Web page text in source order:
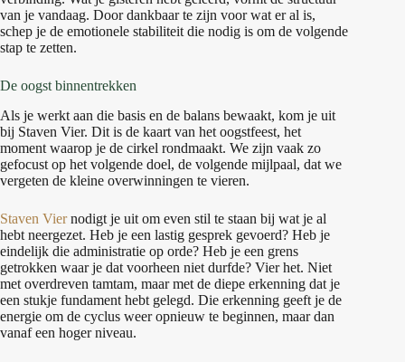
van je vandaag. Door dankbaar te zijn voor wat er al is,
schep je de emotionele stabiliteit die nodig is om de volgende
stap te zetten.
De oogst binnentrekken
Als je werkt aan die basis en de balans bewaakt, kom je uit
bij Staven Vier. Dit is de kaart van het oogstfeest, het
moment waarop je de cirkel rondmaakt. We zijn vaak zo
gefocust op het volgende doel, de volgende mijlpaal, dat we
vergeten de kleine overwinningen te vieren.
Staven Viernodigt je uit om even stil te staan bij wat je al
hebt neergezet. Heb je een lastig gesprek gevoerd? Heb je
eindelijk die administratie op orde? Heb je een grens
getrokken waar je dat voorheen niet durfde? Vier het. Niet
met overdreven tamtam, maar met de diepe erkenning dat je
een stukje fundament hebt gelegd. Die erkenning geeft je de
energie om de cyclus weer opnieuw te beginnen, maar dan
vanaf een hoger niveau.